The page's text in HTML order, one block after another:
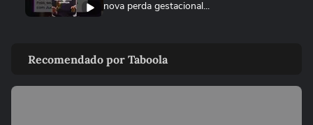
nova perda gestacional...
em casamento no palco #shorts
FAMOSOS
Recomendado por Taboola